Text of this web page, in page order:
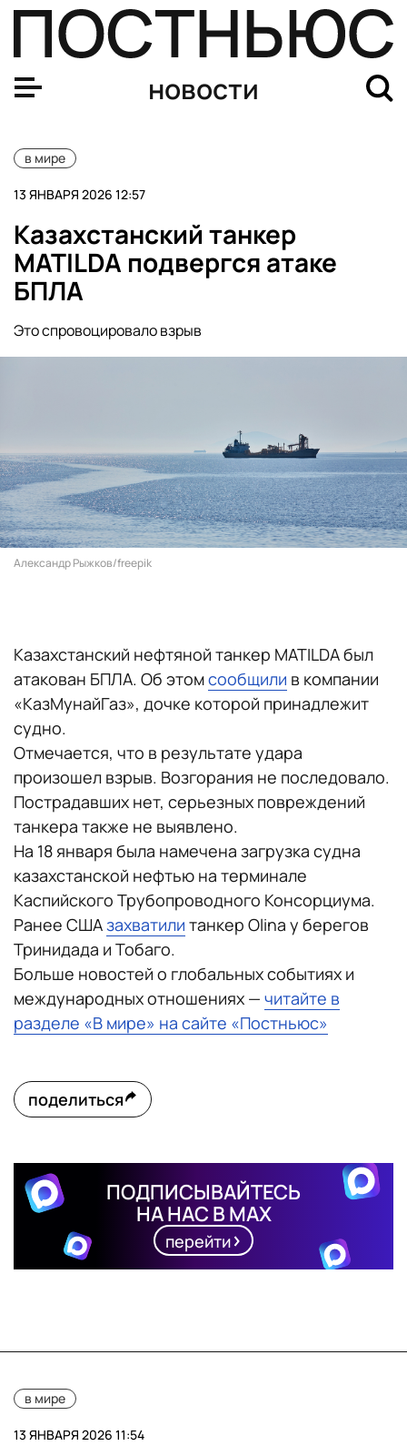
новости
в мире
13 ЯНВАРЯ 2026 12:57
Казахстанский танкер
MATILDA подвергся атаке
БПЛА
Это спровоцировало взрыв
Александр Рыжков/freepik
Казахстанский нефтяной танкер MATILDA был
атакован БПЛА. Об этомсообщили в компании
«КазМунайГаз», дочке которой принадлежит
судно.
Отмечается, что в результате удара
произошел взрыв. Возгорания не последовало.
Пострадавших нет, серьезных повреждений
танкера также не выявлено.
На 18 января была намечена загрузка судна
казахстанской нефтью на терминале
Каспийского Трубопроводного Консорциума.
Ранее СШАзахватили танкер Olina у берегов
Тринидада и Тобаго.
Больше новостей о глобальных событиях и
международных отношениях — читайте в
разделе «В мире» на сайте «Постньюс»
поделиться
ПОДПИСЫВАЙТЕСЬ
НА НАС В MAX
перейти
в мире
13 ЯНВАРЯ 2026 11:54
Капитан Дандыкин: «Новой Ялты» между Россией и